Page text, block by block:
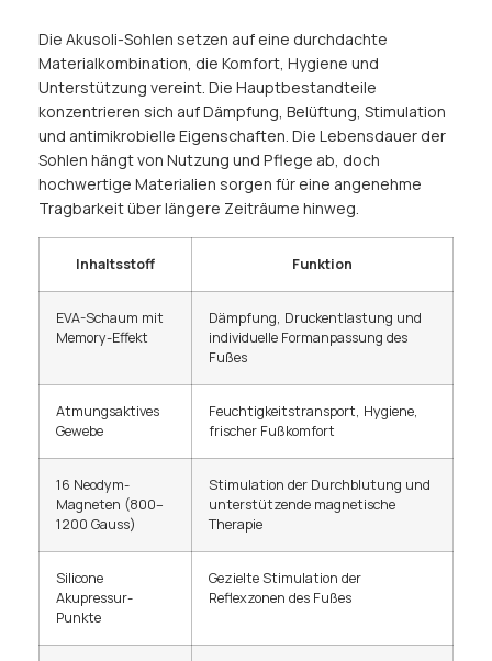
Die Akusoli-Sohlen setzen auf eine durchdachte
Materialkombination, die Komfort, Hygiene und
Unterstützung vereint. Die Hauptbestandteile
konzentrieren sich auf Dämpfung, Belüftung, Stimulation
und antimikrobielle Eigenschaften. Die Lebensdauer der
Sohlen hängt von Nutzung und Pflege ab, doch
hochwertige Materialien sorgen für eine angenehme
Tragbarkeit über längere Zeiträume hinweg.
Inhaltsstoff Funktion
EVA-Schaum mit
Memory-Effekt
Dämpfung, Druckentlastung und
individuelle Formanpassung des
Fußes
Atmungsaktives
Gewebe
Feuchtigkeitstransport, Hygiene,
frischer Fußkomfort
16 Neodym-
Magneten (800–
1200 Gauss)
Stimulation der Durchblutung und
unterstützende magnetische
Therapie
Silicone
Akupressur-
Punkte
Gezielte Stimulation der
Reflexzonen des Fußes